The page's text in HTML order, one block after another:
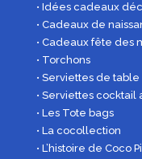
• Idées cadeaux
• Cadeaux de
• Cadeaux fête des
• Torchons
• Serviettes de table
• Serviettes cocktail
• Les Tote bags
• La cocollection
• L’histoire de Coco